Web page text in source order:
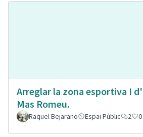
Arreglar la zona esportiva I
Mas Romeu.
Raquel Bejarano Espai Públic 2 0